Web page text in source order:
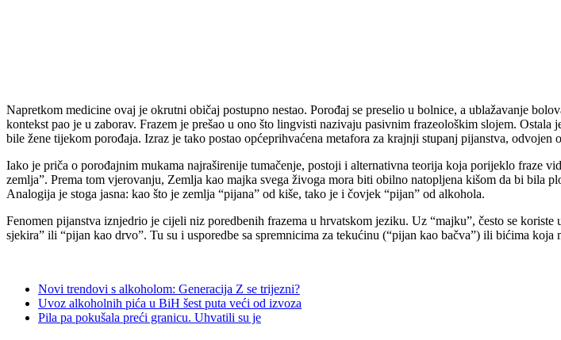
Napretkom medicine ovaj je okrutni običaj postupno nestao. Porođaj se preselio u bolnice, a ublažavanje
kontekst pao je u zaborav. Frazem je prešao u ono što lingvisti nazivaju pasivnim frazeološkim slojem.
bile žene tijekom porođaja. Izraz je tako postao općeprihvaćena metafora za krajnji stupanj pijanstva, odvojen
Iako je priča o porođajnim mukama najraširenije tumačenje, postoji i alternativna teorija koja porijeklo fraze
zemlja”. Prema tom vjerovanju, Zemlja kao majka svega živoga mora biti obilno natopljena kišom da bi bila
Analogija je stoga jasna: kao što je zemlja “pijana” od kiše, tako je i čovjek “pijan” od alkohola.
Fenomen pijanstva iznjedrio je cijeli niz poredbenih frazema u hrvatskom jeziku. Uz “majku”, često se
sjekira” ili “pijan kao drvo”. Tu su i usporedbe sa spremnicima za tekućinu (“pijan kao bačva”) ili bićima koja
Novi trendovi s alkoholom: Generacija Z se trijezni?
Uvoz alkoholnih pića u BiH šest puta veći od izvoza
Pila pa pokušala preći granicu. Uhvatili su je